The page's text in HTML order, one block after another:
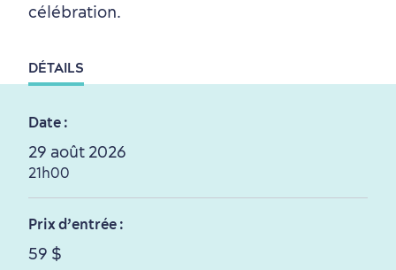
Périphérie de la ville
Tourisme responsable
Activités en hiver
Événements
Centres de villégiature
Rabais hôtels
Informations pratiques
Compensation carbone
célébration.
DÉTAILS
Date :
29 août 2026
21h00
Prix d’entrée :
59 $